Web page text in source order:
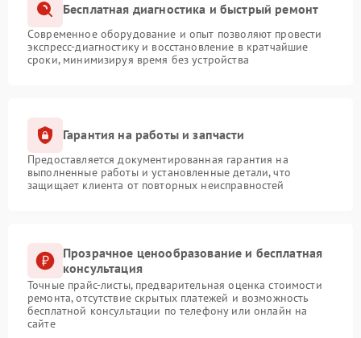
Бесплатная диагностика и быстрый ремонт
Современное оборудование и опыт позволяют провести
экспресс-диагностику и восстановление в кратчайшие
сроки, минимизируя время без устройства
Гарантия на работы и запчасти
Предоставляется документированная гарантия на
выполненные работы и установленные детали, что
защищает клиента от повторных неисправностей
Прозрачное ценообразование и бесплатная
консультация
Точные прайс-листы, предварительная оценка стоимости
ремонта, отсутствие скрытых платежей и возможность
бесплатной консультации по телефону или онлайн на
сайте